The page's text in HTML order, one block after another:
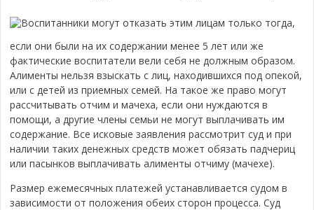
Воспитанники могут отказать этим лицам только тогда,
если они были на их содержании менее 5 лет или же
фактические воспитатели вели себя не должным образом.
Алименты нельзя взыскать с лиц, находившихся под опекой,
или с детей из приемных семей. На такое же право могут
рассчитывать отчим и мачеха, если они нуждаются в
помощи, а другие члены семьи не могут выплачивать им
содержание. Все исковые заявления рассмотрит суд и при
наличии таких денежных средств может обязать падчериц
или пасынков выплачивать алименты отчиму (мачехе).
Размер ежемесячных платежей устанавливается судом в
зависимости от положения обеих сторон процесса. Суд